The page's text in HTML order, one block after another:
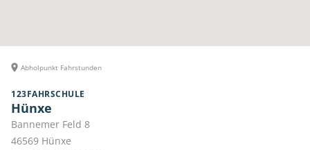
Abholpunkt Fahrstunden
123FAHRSCHULE
Hünxe
Bannemer Feld 8
46569 Hünxe